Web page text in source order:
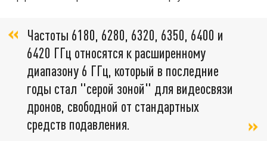
Частоты 6180, 6280, 6320, 6350, 6400 и
6420 ГГц относятся к расширенному
диапазону 6 ГГц, который в последние
годы стал "серой зоной" для видеосвязи
дронов, свободной от стандартных
средств подавления.